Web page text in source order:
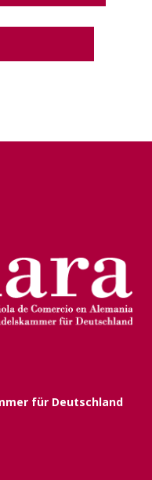
für Deutschland